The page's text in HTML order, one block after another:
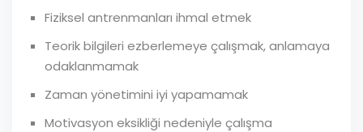
Fiziksel antrenmanları ihmal etmek
Teorik bilgileri ezberlemeye çalışmak, anlamaya
odaklanmamak
Zaman yönetimini iyi yapamamak
Motivasyon eksikliği nedeniyle çalışma